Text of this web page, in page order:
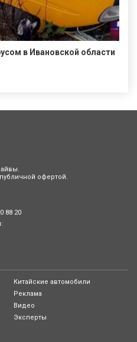
в Ивановской области
офертой.
88 20
Китайские автомобили
Реклама
Видео
Эксперты